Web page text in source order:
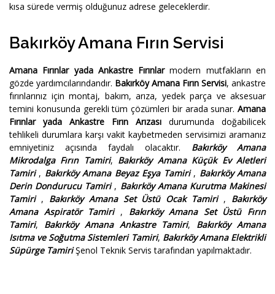
kısa sürede vermiş olduğunuz adrese geleceklerdir.
Bakırköy Amana Fırın Servisi
Amana Fırınlar yada Ankastre Fırınlarmodern mutfakların en
gözde yardımcılarındandır. Bakırköy Amana Fırın Servisi, ankastre
fırınlarınız için montaj, bakım, arıza, yedek parça ve aksesuar
temini konusunda gerekli tüm çözümleri bir arada sunar. Amana
Fırınlar yada Ankastre Fırın Arızası durumunda doğabilicek
tehlikeli durumlara karşı vakit kaybetmeden servisimizi aramanız
emniyetiniz açısında faydalı olacaktır. Bakırköy Amana
Mikrodalga Fırın Tamiri, Bakırköy Amana Küçük Ev Aletleri
Tamiri , Bakırköy Amana Beyaz Eşya Tamiri , Bakırköy Amana
Derin Dondurucu Tamiri , Bakırköy Amana Kurutma Makinesi
Tamiri , Bakırköy Amana Set Üstü Ocak Tamiri , Bakırköy
Amana Aspiratör Tamiri , Bakırköy Amana Set Üstü Fırın
Tamiri, Bakırköy Amana Ankastre Tamiri, Bakırköy Amana
Isıtma ve Soğutma Sistemleri Tamiri, Bakırköy Amana Elektrikli
Süpürge TamiriŞenol Teknik Servis tarafından yapılmaktadır.